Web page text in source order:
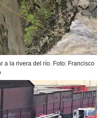
a la rivera del río. Foto: Francisco